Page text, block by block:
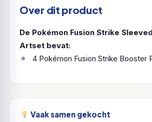
Over dit product
De Pokémon Fusion Strike
Artset bevat:
4 Pokémon Fusion Strike Booster
Vaak samen gekocht